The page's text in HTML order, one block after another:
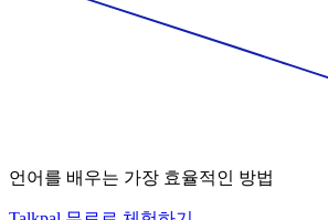
언어를 배우는 가장 효율적인 방법